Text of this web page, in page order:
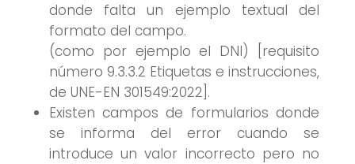
donde falta un ejemplo textual del
formato del campo.
(como por ejemplo el DNI) [requisito
número 9.3.3.2 Etiquetas e instrucciones,
de UNE-EN 301549:2022].
Existen campos de formularios donde
se informa del error cuando se
introduce un valor incorrecto pero no